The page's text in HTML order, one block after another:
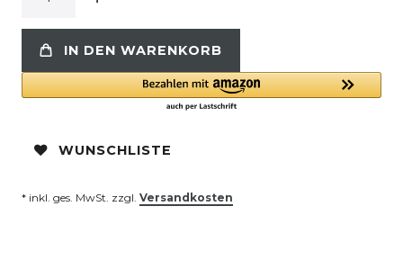
IN DEN WARENKORB
WUNSCHLISTE
* inkl. ges. MwSt. zzgl. Versandkosten